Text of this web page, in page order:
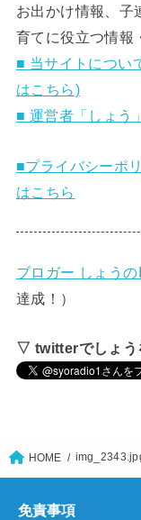
お出かけ情報、子
育てに役立つ情報
■ 当サイトについ
はこちら)
■ 運営者「しょう
■プライバシーポ
はこちら
ブロガー しょう
達成！）
▽ twitterでしょう
HOME
免責事項